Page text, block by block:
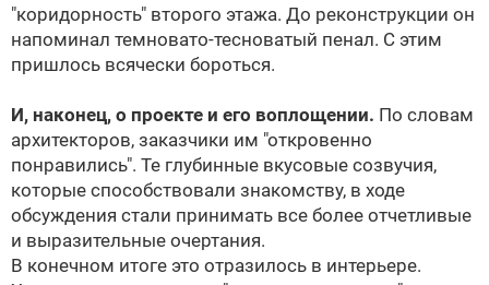
"коридорность" второго этажа. До реконструкции он
напоминал темновато-тесноватый пенал. С этим
пришлось всячески бороться.
И, наконец, о проекте и его воплощении. По словам
архитекторов, заказчики им "откровенно
понравились". Те глубинные вкусовые созвучия,
которые способствовали знакомству, в ходе
обсуждения стали принимать все более отчетливые
и выразительные очертания.
В конечном итоге это отразилось в интерьере.